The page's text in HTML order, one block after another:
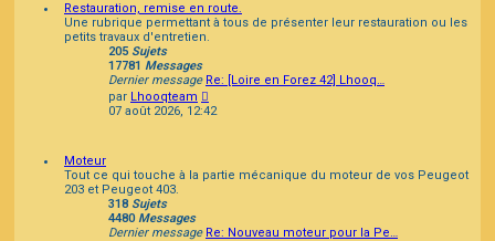
Restauration, remise en route.
Une rubrique permettant à tous de présenter leur restauration ou les
petits travaux d'entretien.
205 Sujets
17781 Messages
Dernier message Re: [Loire en Forez 42] Lhooq…
par Lhooqteam
le
07 août 2026, 12:42
Moteur
Tout ce qui touche à la partie mécanique du moteur de vos Peugeot
203 et Peugeot 403.
318 Sujets
4480Messages
Dernier message Re: Nouveau moteur pour la Pe…